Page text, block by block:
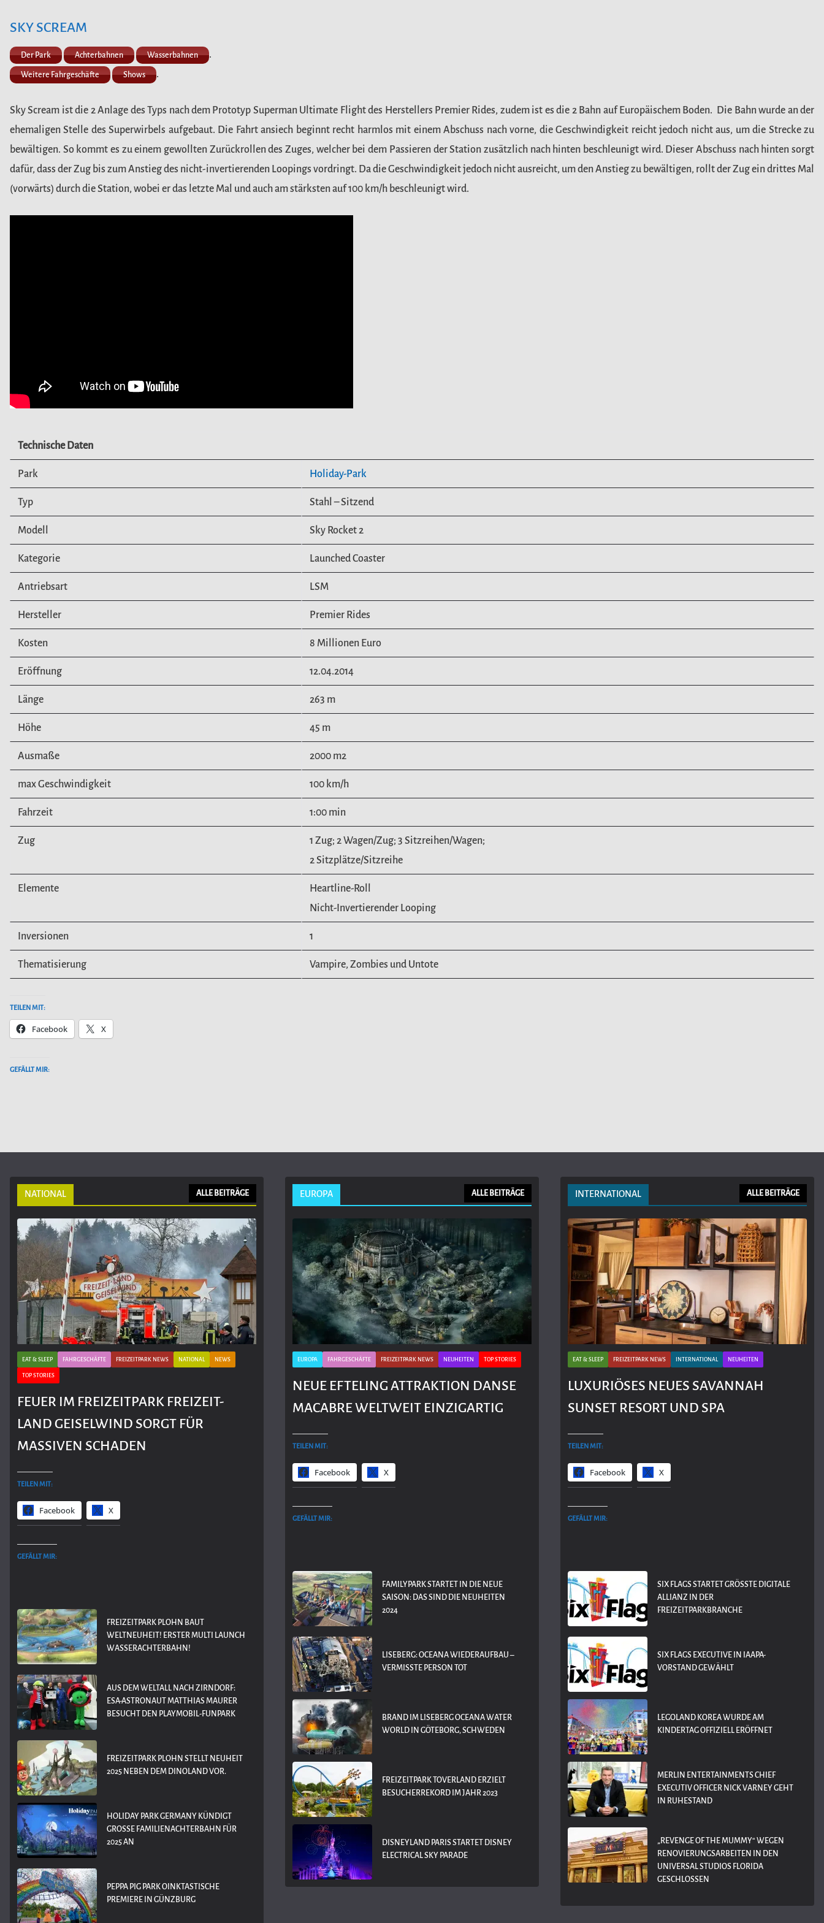
SKY SCREAM
Der Park Achterbahnen Wasserbahnen .
Weitere Fahrgeschäfte Shows .
Sky Scream ist die 2 Anlage des Typs nach dem Prototyp Superman Ultimate Flight des Herstellers Premier Rides, zudem ist es die 2 Bahn auf Europäischem Boden. Die Bahn wurde an der
ehemaligen Stelle des Superwirbels aufgebaut. Die Fahrt ansiech beginnt recht harmlos mit einem Abschuss nach vorne, die Geschwindigkeit reicht jedoch nicht aus, um die Strecke zu
bewältigen. So kommt es zu einem gewollten Zurückrollen des Zuges, welcher bei dem Passieren der Station zusätzlich nach hinten beschleunigt wird. Dieser Abschuss nach hinten sorgt
dafür, dass der Zug bis zum Anstieg des nicht-invertierenden Loopings vordringt. Da die Geschwindigkeit jedoch nicht ausreicht, um den Anstieg zu bewältigen, rollt der Zug ein drittes Mal
(vorwärts) durch die Station, wobei er das letzte Mal und auch am stärksten auf 100 km/h beschleunigt wird.
Technische Daten
Park Holiday-Park
Typ Stahl – Sitzend
Modell Sky Rocket 2
Kategorie Launched Coaster
Antriebsart LSM
Hersteller Premier Rides
Kosten 8 Millionen Euro
Eröffnung 12.04.2014
Länge 263 m
Höhe 45 m
Ausmaße 2000 m2
max Geschwindigkeit 100 km/h
Fahrzeit 1:00 min
Zug
1 Zug; 2 Wagen/Zug; 3 Sitzreihen/Wagen;
2 Sitzplätze/Sitzreihe
Elemente
Heartline-Roll
Nicht-Invertierender Looping
Inversionen 1
Thematisierung Vampire, Zombies und Untote
TEILEN MIT:
Facebook X
GEFÄLLT MIR:
NATIONAL ALLE BEITRÄGE
EAT & SLEEP FAHRGESCHÄFTE FREIZEITPARK NEWS NATIONAL NEWS
TOP STORIES
FEUER IM FREIZEITPARK FREIZEIT-
LAND GEISELWIND SORGT FÜR
MASSIVEN SCHADEN
TEILEN MIT:
Facebook X
GEFÄLLT MIR:
FREIZEITPARK PLOHN BAUT
WELTNEUHEIT! ERSTER MULTI LAUNCH
WASSERACHTERBAHN!
AUS DEM WELTALL NACH ZIRNDORF:
ESA-ASTRONAUT MATTHIAS MAURER
BESUCHT DEN PLAYMOBIL-FUNPARK
FREIZEITPARK PLOHN STELLT NEUHEIT
2025 NEBEN DEM DINOLAND VOR.
HOLIDAY PARK GERMANY KÜNDIGT
GROSSE FAMILIENACHTERBAHN FÜR 2
025 AN
PEPPA PIG PARK OINKTASTISCHE
PREMIERE IN GÜNZBURG
EUROPA ALLE BEITRÄGE
EUROPA FAHRGESCHÄFTE FREIZEITPARK NEWS NEUHEITEN TOP STORIES
NEUE EFTELING ATTRAKTION DANSE
MACABRE WELTWEIT EINZIGARTIG
TEILEN MIT:
Facebook X
GEFÄLLT MIR:
FAMILYPARK STARTET IN DIE NEUE
SAISON: DAS SIND DIE NEUHEITEN
2024
LISEBERG: OCEANA WIEDERAUFBAU –
VERMISSTE PERSON TOT
BRAND IM LISEBERG OCEANA WATER
WORLD IN GÖTEBORG, SCHWEDEN
FREIZEITPARK TOVERLAND ERZIELT
BESUCHERREKORD IM JAHR 2023
DISNEYLAND PARIS STARTET DISNEY
ELECTRICAL SKY PARADE
INTERNATIONAL ALLE BEITRÄGE
EAT & SLEEP FREIZEITPARK NEWS INTERNATIONAL NEUHEITEN
LUXURIÖSES NEUES SAVANNAH
SUNSET RESORT UND SPA
TEILEN MIT:
Facebook X
GEFÄLLT MIR:
SIX FLAGS STARTET GRÖSSTE DIGITALE A
LLIANZ IN DER F
REIZEITPARKBRANCHE
SIX FLAGS EXECUTIVE IN IAAPA-
VORSTAND GEWÄHLT
LEGOLAND KOREA WURDE AM
KINDERTAG OFFIZIELL ERÖFFNET
MERLIN ENTERTAINMENTS CHIEF
EXECUTIV OFFICER NICK VARNEY GEHT
IN RUHESTAND
„REVENGE OF THE MUMMY“ WEGEN
RENOVIERUNGSARBEITEN IN DEN
UNIVERSAL STUDIOS FLORIDA
GESCHLOSSEN